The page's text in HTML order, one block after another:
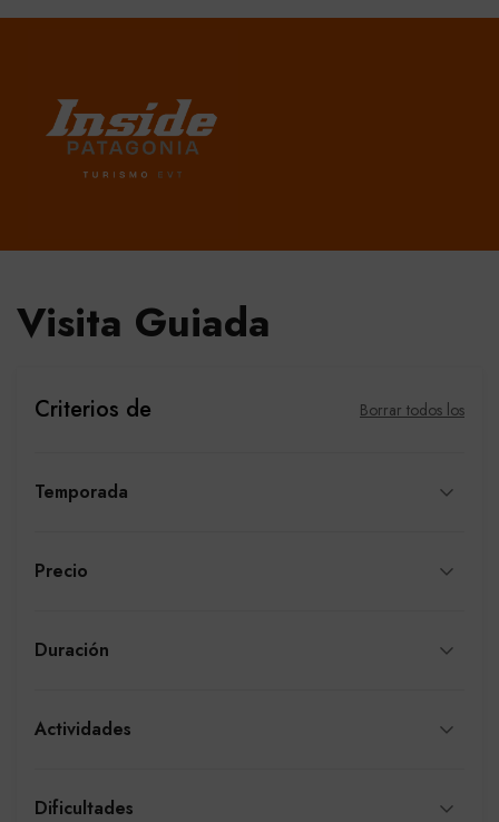
Visita Guiada
Criterios de Borrar todos los
Temporada
Precio
Duración
Actividades
Dificultades